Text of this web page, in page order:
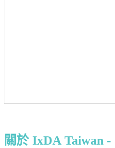
關於 IxDA Taiwan -